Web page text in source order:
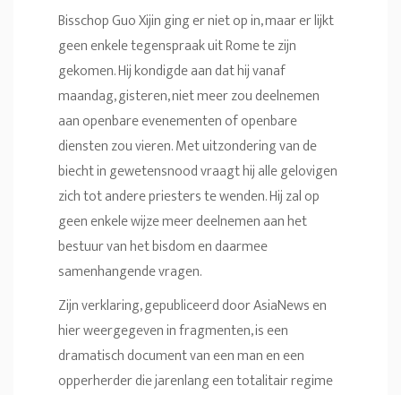
Bisschop Guo Xijin ging er niet op in, maar er lijkt
geen enkele tegenspraak uit Rome te zijn
gekomen. Hij kondigde aan dat hij vanaf
maandag, gisteren, niet meer zou deelnemen
aan openbare evenementen of openbare
diensten zou vieren. Met uitzondering van de
biecht in gewetensnood vraagt hij alle gelovigen
zich tot andere priesters te wenden. Hij zal op
geen enkele wijze meer deelnemen aan het
bestuur van het bisdom en daarmee
samenhangende vragen.
Zijn verklaring, gepubliceerd door AsiaNews en
hier weergegeven in fragmenten, is een
dramatisch document van een man en een
opperherder die jarenlang een totalitair regime